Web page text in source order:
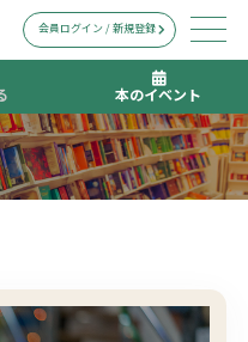
本のイベント
会員ログイン / 新規登録